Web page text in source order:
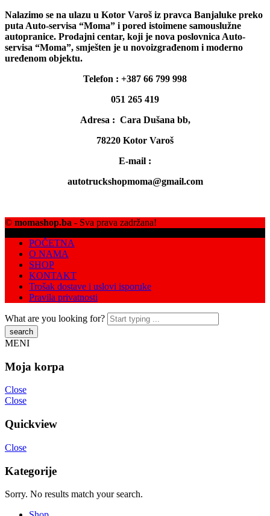
Nalazimo se na ulazu u Kotor Varoš iz pravca Banjaluke preko
puta Auto-servisa “Moma” i pored istoimene samouslužne
autopranice. Prodajni centar, koji je nova poslovnica Auto-
servisa “Moma”, smješten je u novoizgrađenom i moderno
uređenom objektu.
Telefon : +387 66 799 998
051 265 419
Adresa : Cara Dušana bb,
78220 Kotor Varoš
E-mail :
autotruckshopmoma@gmail.com
© momashop.ba - Sva prava zadržana!
POČETNA
O NAMA
SHOP
KONTAKT
Trošak dostave i uslovi isporuke
Pravila privatnosti
What are you looking for?
MENI
Moja korpa
Close
Close
Quickview
Close
Kategorije
Sorry. No results match your search.